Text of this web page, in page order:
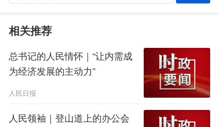
兴。习近平总书记高度重视筑牢少年儿
童的理想之基、信念之塔，对少年儿童
寄予殷切期望。
相关推荐
总书记的人民情怀｜“让内需成
为经济发展的主动力”
人民日报
人民领袖｜登山道上的办公会